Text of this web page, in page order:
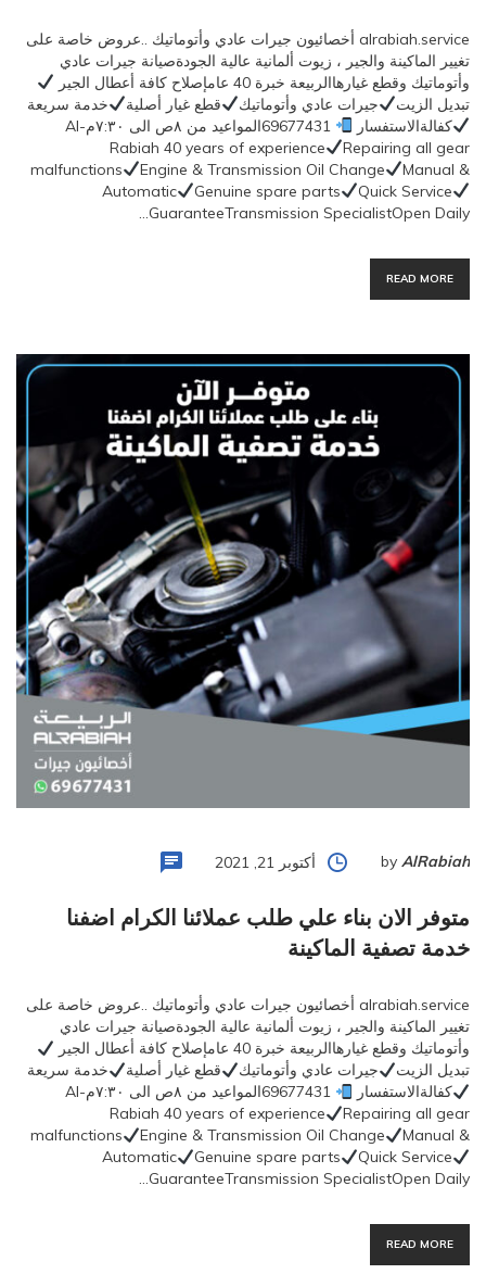
alrabiah.service أخصائيون جيرات عادي وأتوماتيك ..عروض خاصة على
تغيير الماكينة والجير ، زيوت ألمانية عالية الجودةصيانة جيرات عادي
وأتوماتيك وقطع غيارهاالربيعة خبرة 40 عامإصلاح كافة أعطال الجير
تبديل الزيت
جيرات عادي وأتوماتيك قطع غيار أصلية
خدمة سريعة
كفالةالاستفسار
69677431المواعيد من ٨ص الى ٧:٣٠مAl-
Rabiah 40 years of experience
Repairing all gear
malfunctions
Engine & Transmission Oil Change
Manual &
Automatic
Genuine spare parts
Quick Service
GuaranteeTransmission SpecialistOpen Daily…
READ MORE
by AlRabiah أكتوبر 21, 2021
متوفر الان بناء علي طلب عملائنا الكرام اضفنا
خدمة تصفية الماكينة
alrabiah.service أخصائيون جيرات عادي وأتوماتيك ..عروض خاصة على
تغيير الماكينة والجير ، زيوت ألمانية عالية الجودةصيانة جيرات عادي
وأتوماتيك وقطع غيارهاالربيعة خبرة 40 عامإصلاح كافة أعطال الجير
تبديل الزيت
جيرات عادي وأتوماتيك قطع غيار أصلية
خدمة سريعة
كفالةالاستفسار
69677431المواعيد من ٨ص الى ٧:٣٠مAl-
Rabiah 40 years of experience
Repairing all gear
malfunctions
Engine & Transmission Oil Change
Manual &
Automatic
Genuine spare parts
Quick Service
GuaranteeTransmission SpecialistOpen Daily…
READ MORE